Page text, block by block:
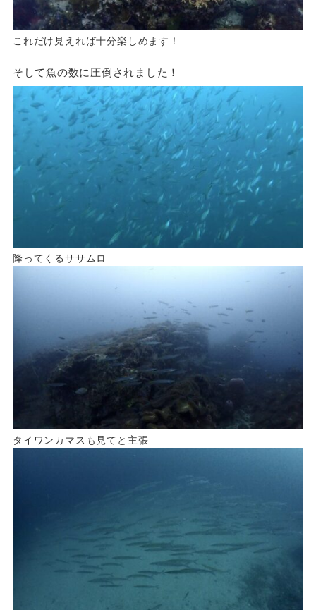
これだけ見えれば十分楽しめます！
そして魚の数に圧倒されました！
降ってくるササムロ
タイワンカマスも見てと主張